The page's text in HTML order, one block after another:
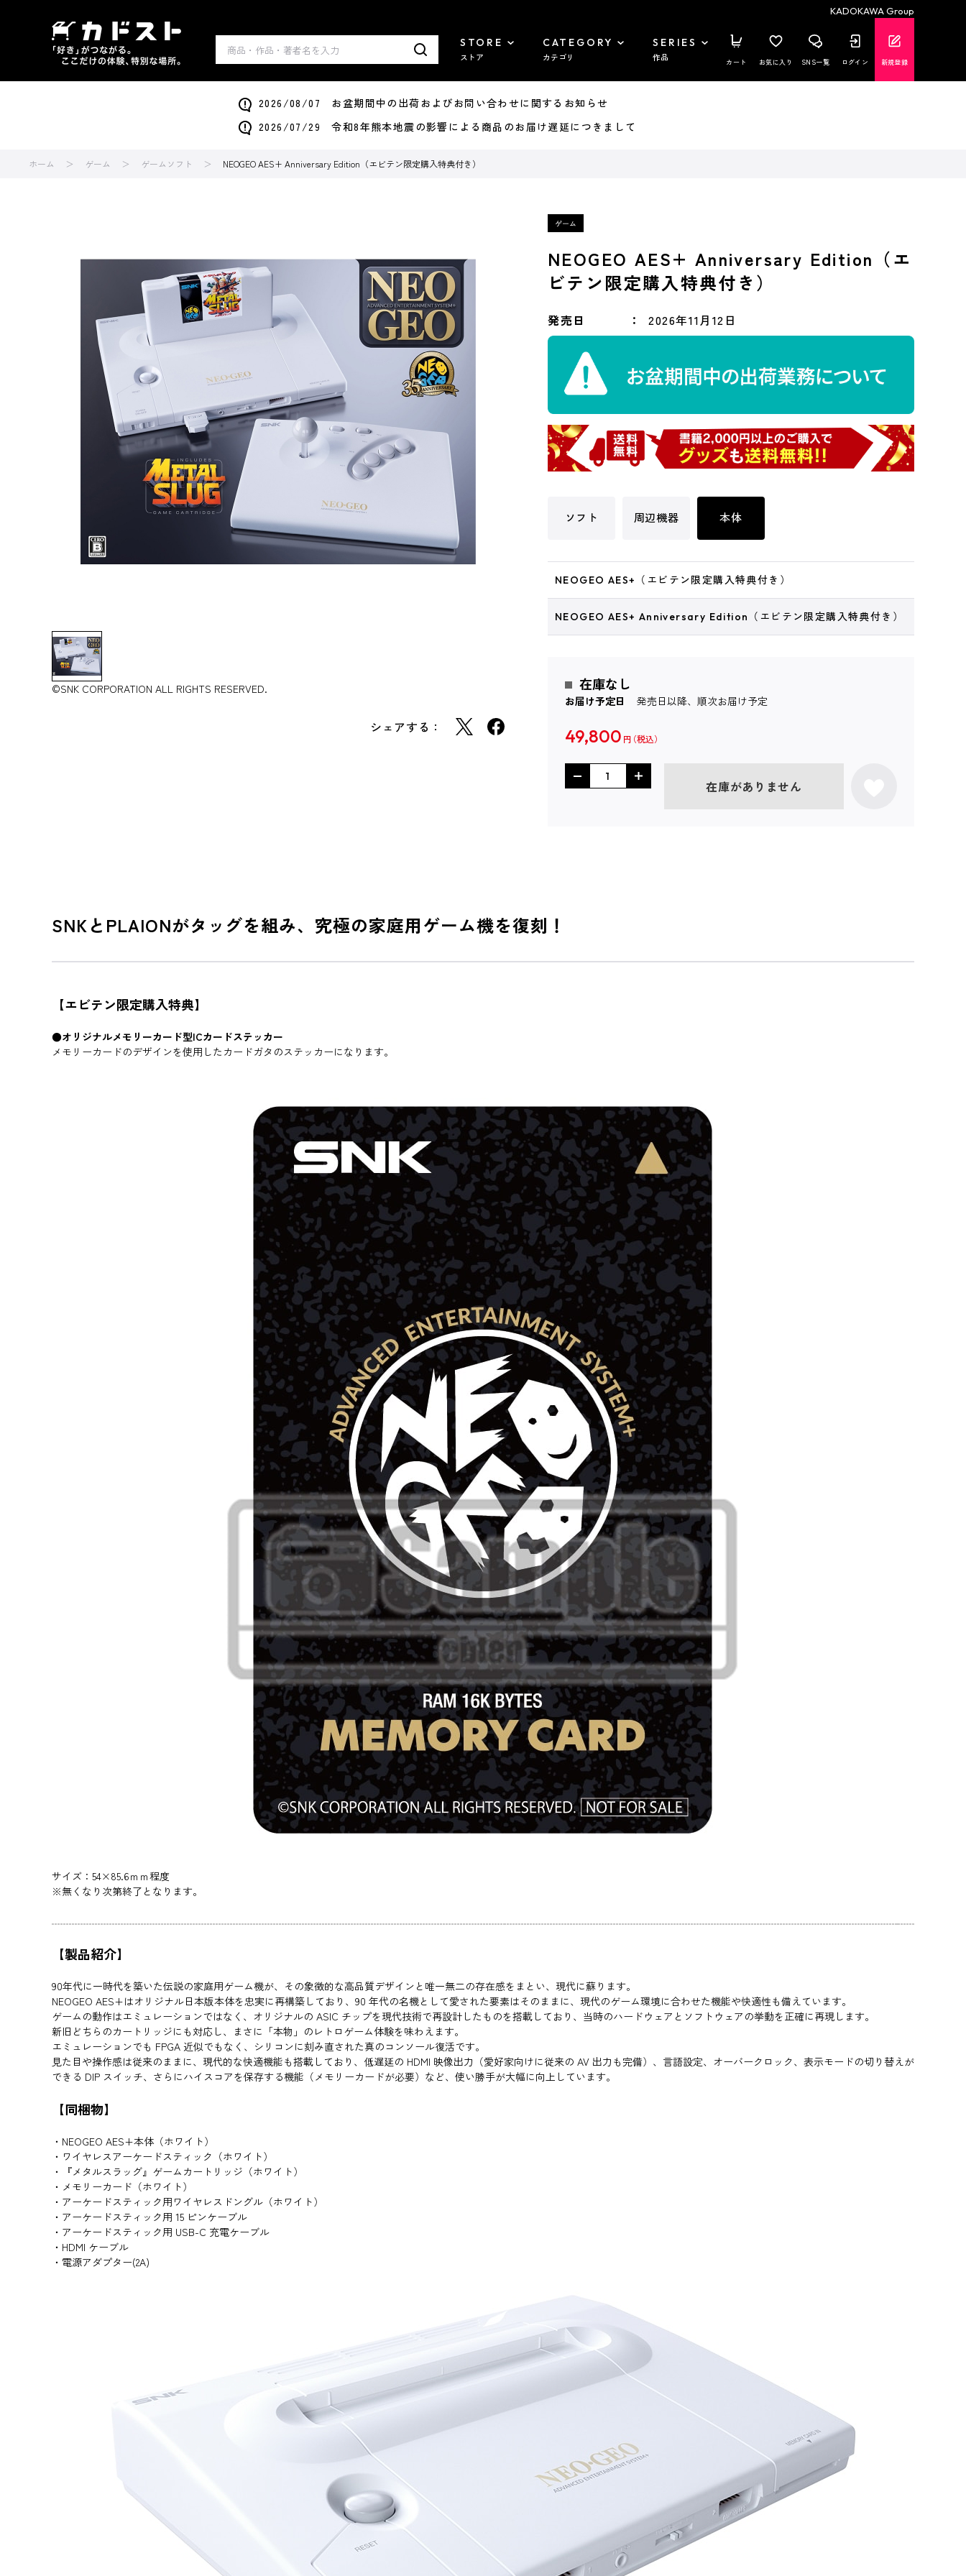
KADOKAWA Group
STORE
ストア
CATEGORY
カテゴリ
SERIES
作品 カート お気に入り SNS一覧 ログイン 新規登録
2026/08/07 お盆期間中の出荷およびお問い合わせに関するお知らせ
2026/07/29 令和8年熊本地震の影響による商品のお届け遅延につきまして
ホーム ゲーム ゲームソフト NEOGEO AES+ Anniversary Edition（エビテン限定購入特典付き）
©SNK CORPORATION ALL RIGHTS RESERVED.
シェアする：
NEOGEO AES+ Anniversary Edition（エ
ビテン限定購入特典付き）
発売日 2026年11月12日
ソフト 周辺機器 本体
NEOGEO AES+（エビテン限定購入特典付き）
NEOGEO AES+ Anniversary Edition（エビテン限定購入特典付き）
在庫なし
お届け予定日 発売日以降、順次お届け予定
49,800 円
在庫がありません
SNKとPLAIONがタッグを組み、究極の家庭用ゲーム機を復刻！
【エビテン限定購入特典】
●オリジナルメモリーカード型ICカードステッカー
メモリーカードのデザインを使用したカードガタのステッカーになります。
サイズ：54×85.6ｍｍ程度
※無くなり次第終了となります。
【製品紹介】
90年代に一時代を築いた伝説の家庭用ゲーム機が、その象徴的な高品質デザインと唯一無二の存在感をまとい、現代に蘇ります。
NEOGEO AES+はオリジナル日本版本体を忠実に再構築しており、90 年代の名機として愛された要素はそのままに、現代のゲーム環境に合わせた機能や快適性も備えています。
ゲームの動作はエミュレーションではなく、オリジナルの ASIC チップを現代技術で再設計したものを搭載しており、当時のハードウェアとソフトウェアの挙動を正確に再現します。
新旧どちらのカートリッジにも対応し、まさに「本物」のレトロゲーム体験を味わえます。
エミュレーションでも FPGA 近似でもなく、シリコンに刻み直された真のコンソール復活です。
見た目や操作感は従来のままに、現代的な快適機能も搭載しており、低遅延の HDMI 映像出力（愛好家向けに従来の AV 出力も完備）、言語設定、オーバークロック、表示モードの切り替えが
できる DIP スイッチ、さらにハイスコアを保存する機能（メモリーカードが必要）など、使い勝手が大幅に向上しています。
【同梱物】
・NEOGEO AES+本体（ホワイト）
・ワイヤレスアーケードスティック（ホワイト）
・『メタルスラッグ』ゲームカートリッジ（ホワイト）
・メモリーカード（ホワイト）
・アーケードスティック用ワイヤレスドングル（ホワイト）
・アーケードスティック用 15 ピンケーブル
・アーケードスティック用 USB-C 充電ケーブル
・HDMI ケーブル
・電源アダプター(2A)